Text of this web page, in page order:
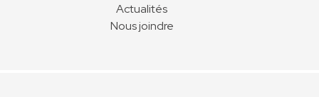
Actualités
Nous joindre